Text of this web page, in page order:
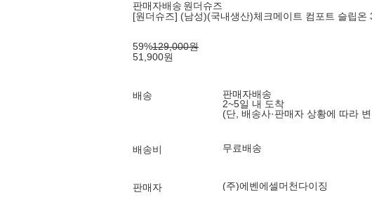
판매자배송 원더슈즈
[원더슈즈] (남성)(국내생산)체크메이트 컴포트 슬립온
59%129,000원
51,900원
배송
판매자배송
2~5일 내 도착
(단, 배송사·판매자 상황에 따라
배송비 무료배송
판매자 (주)에벤에셀머천다이징